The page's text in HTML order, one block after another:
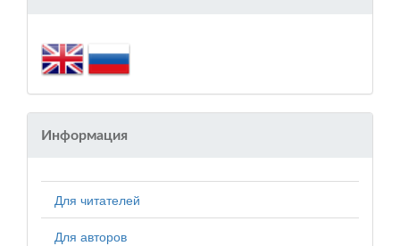
Информация
Для читателей
Для авторов